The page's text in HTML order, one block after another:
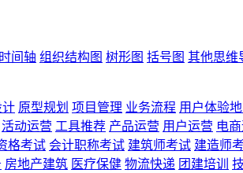
时间轴 组织结构图 树形图 括号图 其他思维
计 原型规划 项目管理 业务流程 用户体验地
活动运营 工具推荐 产品运营 用户运营 电
格考试 会计职称考试 建筑师考试 建造师
房地产建筑 医疗保健 物流快递 团建培训